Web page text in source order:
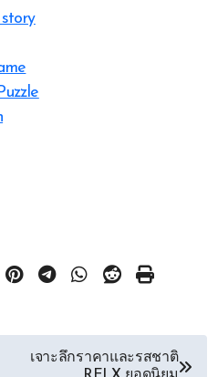
เจาะลึกราคาและรสชาติ